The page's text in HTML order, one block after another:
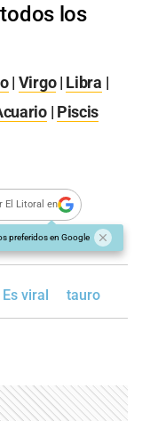
los
| Virgo| Libra |
| Piscis
El Litoral en
preferidos en Google
Es viral tauro